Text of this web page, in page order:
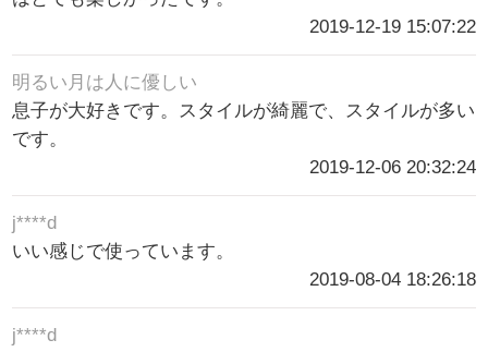
2019-12-19 15:07:22
明るい月は人に優しい
息子が大好きです。スタイルが綺麗で、スタイルが多い
です。
2019-12-06 20:32:24
j****d
いい感じで使っています。
2019-08-04 18:26:18
j****d